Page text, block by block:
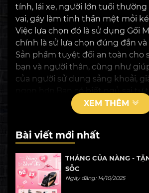
tính, lái xe, người lớn tuổi
vai, gáy làm tinh thần mệt mỏi
Việc lựa chọn đó là sử dụng Gối
chính là sử lựa chọn đúng đắn
Sản phẩm tuyệt đối an toàn cho
bạn và người thân, cũng như
của người sử dụng sảng khoải,
tiết thất thường, không khí ô
trong những nguyên nhân gây
thường bị mệt mỏi, đau nhức.
hay phải lái xe nhiều….làm bạn
bạn muốn đi massage…điều này
người ngại do không có nhiều
XEM THÊM
Bài viết mới nhất
THÁNG CỦA NÀNG -
SỖC
Ngày đăng: 14/10/2025